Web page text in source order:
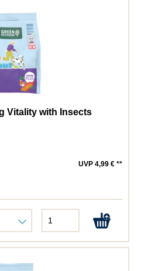
Vitality with Insects
UVP 4,99 € **